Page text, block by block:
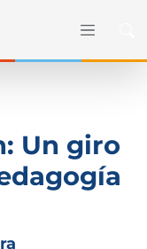
Un giro